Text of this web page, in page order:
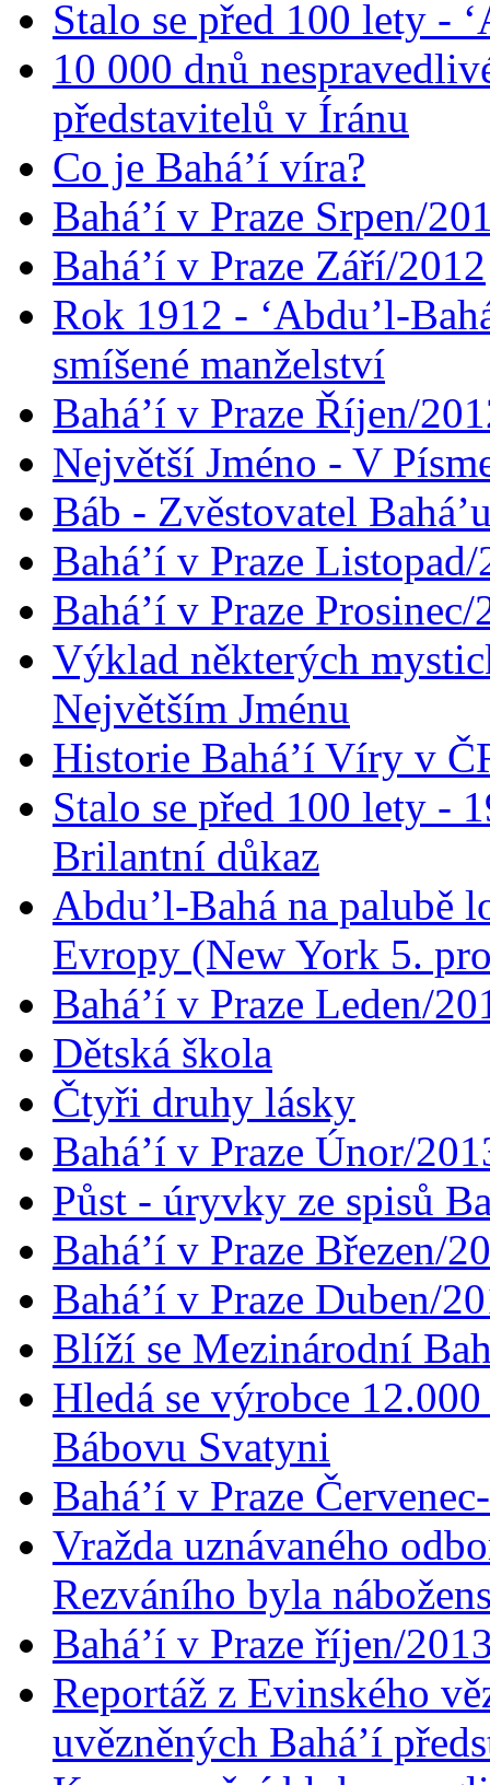
Stalo se před 100 lety -
10 000 dnů
představitelů v Íránu
Co je Bahá’í víra?
Bahá’í v Praze Srpen/
Bahá’í v Praze Září/2012
Rok 1912 - ‘Abdu’l-
smíšené manželství
Bahá’í v Praze Říjen/
Největší Jméno - V
Báb - Zvěstovatel
Bahá’í v Praze
Bahá’í v Praze Prosinec/
Výklad některých
Největším Jménu
Historie Bahá’í Víry v
Stalo se před 100 lety -
Brilantní důkaz
Abdu’l-Bahá na palubě
Evropy (New York 5.
Bahá’í v Praze Leden/
Dětská škola
Čtyři druhy lásky
Bahá’í v Praze Únor/
Půst - úryvky ze spisů
Bahá’í v Praze Březen/
Bahá’í v Praze Duben/
Blíží se Mezinárodní
Hledá se výrobce
Bábovu Svatyni
Bahá’í v Praze
Vražda uznávaného
Rezváního byla
Bahá’í v Praze říjen/
Reportáž z Evinského
uvězněných Bahá’í